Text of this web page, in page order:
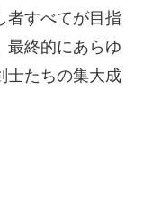
者すべてが目指
最終的にあらゆ
士たちの集大成